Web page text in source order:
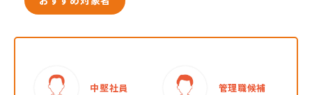
中堅社員 管理職候補